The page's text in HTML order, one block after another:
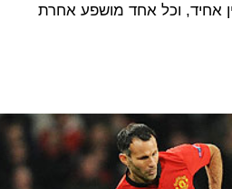
אחיד, וכל אחד מושפע אחרת